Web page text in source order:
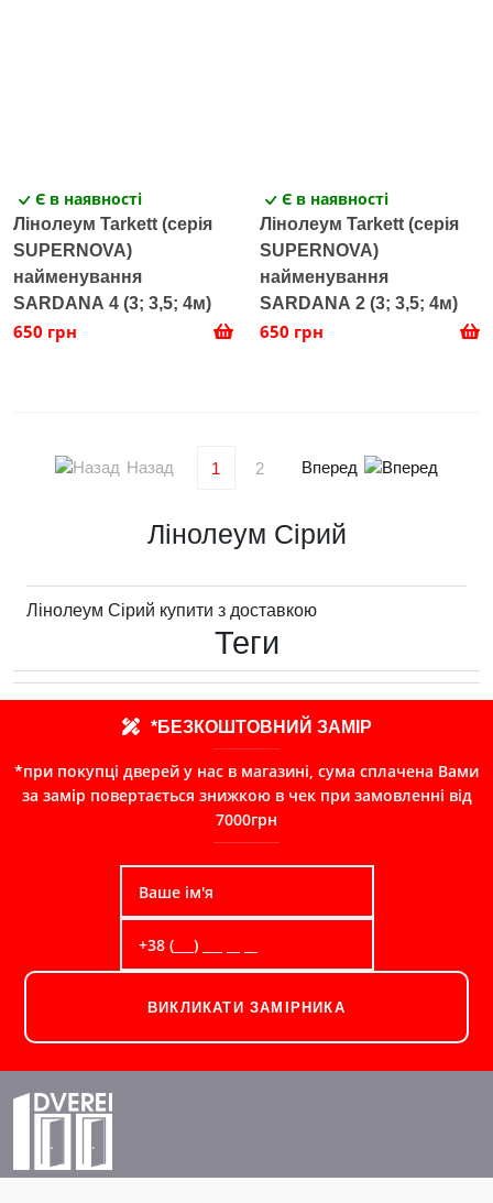
Є в наявності
Лінолеум Tarkett (серія
SUPERNOVA)
найменування
SARDANA 4 (3; 3,5; 4м)
650 грн
Є в наявності
Лінолеум Tarkett (серія
SUPERNOVA)
найменування
SARDANA 2 (3; 3,5; 4м)
650 грн
Назад 1 2 Вперед
Лінолеум Сірий
Лінолеум Сірий купити з доставкою
Теги
*БЕЗКОШТОВНИЙ ЗАМІР
*при покупці дверей у нас в магазині, сума сплачена Вами
за замір повертається знижкою в чек при замовленні від
7000грн
ВИКЛИКАТИ ЗАМІРНИКА